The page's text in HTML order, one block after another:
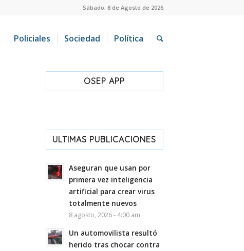
Sábado, 8 de Agosto de 2026
Policiales Sociedad Política
OSEP APP
ULTIMAS PUBLICACIONES
Aseguran que usan por
primera vez inteligencia
artificial para crear virus
totalmente nuevos
8 agosto, 2026 - 4:00 am
Un automovilista resultó
herido tras chocar contra